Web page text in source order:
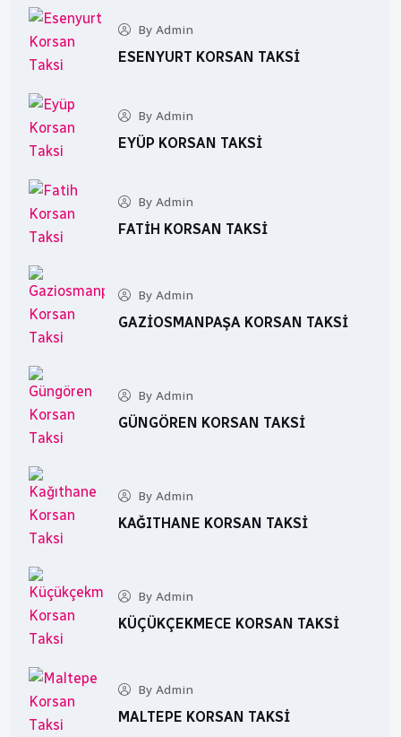
By Admin
ESENYURT KORSAN TAKSI
By Admin
EYÜP KORSAN TAKSI
By Admin
FATIH KORSAN TAKSI
By Admin
GAZIOSMANPAŞA KORSAN TAKSI
By Admin
GÜNGÖREN KORSAN TAKSI
By Admin
KAĞITHANE KORSAN TAKSI
By Admin
KÜÇÜKÇEKMECE KORSAN TAKSI
By Admin
MALTEPE KORSAN TAKSI